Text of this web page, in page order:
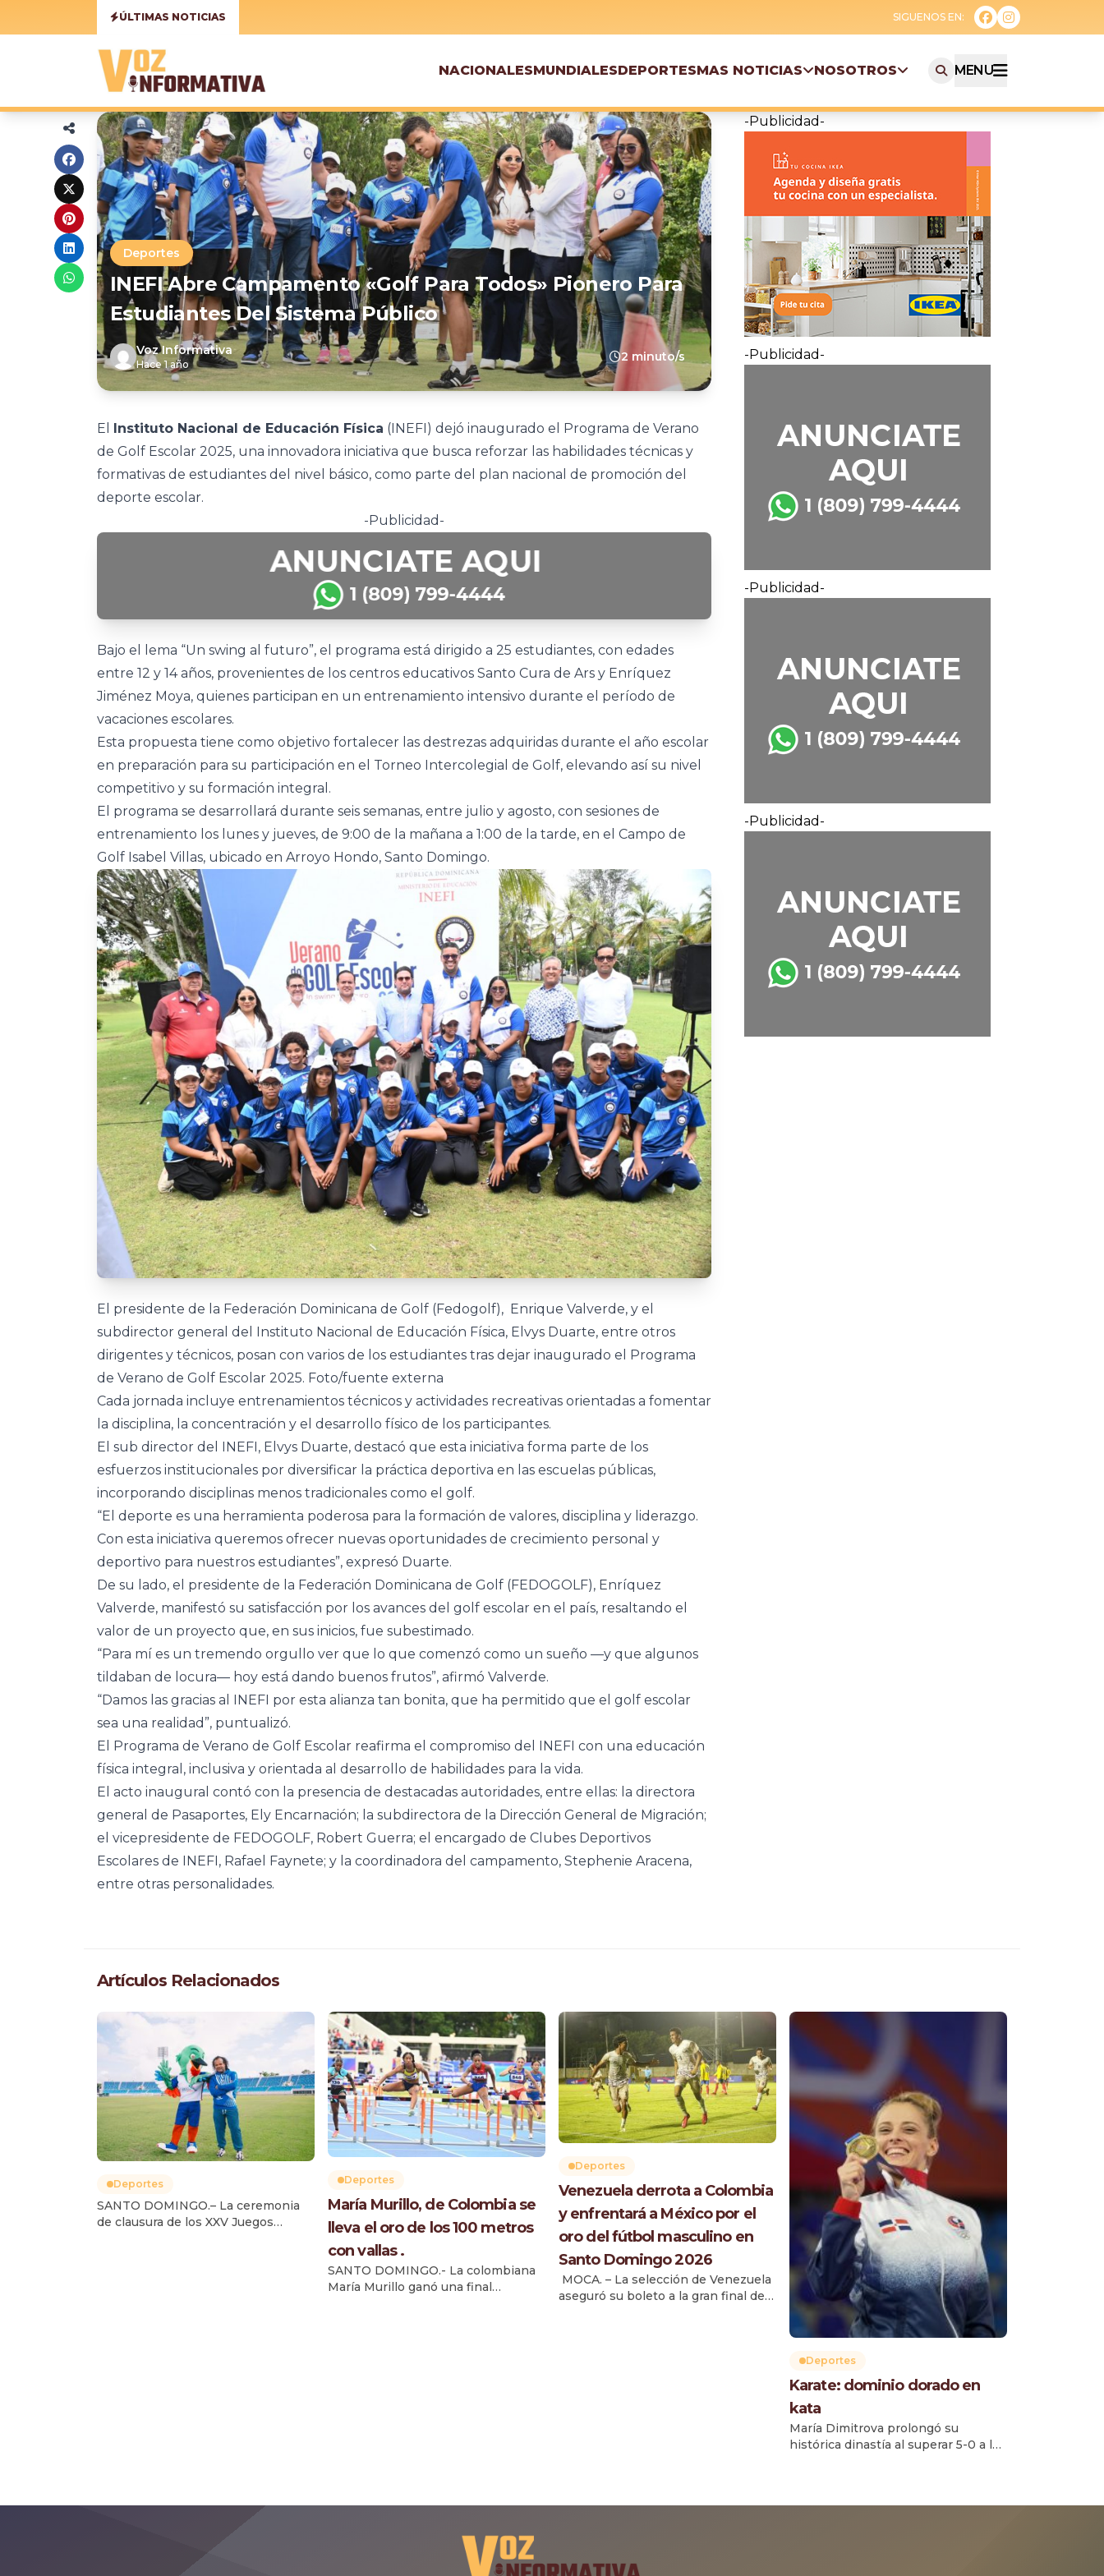
ÚLTIMAS NOTICIAS
NACIONALESMUNDIALESDEPORTESMAS NOTICIAS NOSOTROS MENU
Deportes
INEFI Abre Campamento «golf Para Todos» Pionero Para
Estudiantes Del Sistema Público
Voz Informativa
Hace 1 año
2 minuto/s
El Instituto Nacional de Educación Física (INEFI) dejó inaugurado el Programa de Verano
de Golf Escolar 2025, una innovadora iniciativa que busca reforzar las habilidades técnicas y
formativas de estudiantes del nivel básico, como parte del plan nacional de promoción del
deporte escolar.
-Publicidad-
Bajo el lema “Un swing al futuro”, el programa está dirigido a 25 estudiantes, con edades
entre 12 y 14 años, provenientes de los centros educativos Santo Cura de Ars y Enríquez
Jiménez Moya, quienes participan en un entrenamiento intensivo durante el período de
vacaciones escolares.
Esta propuesta tiene como objetivo fortalecer las destrezas adquiridas durante el año escolar
en preparación para su participación en el Torneo Intercolegial de Golf, elevando así su nivel
competitivo y su formación integral.
El programa se desarrollará durante seis semanas, entre julio y agosto, con sesiones de
entrenamiento los lunes y jueves, de 9:00 de la mañana a 1:00 de la tarde, en el Campo de
Golf Isabel Villas, ubicado en Arroyo Hondo, Santo Domingo.
El presidente de la Federación Dominicana de Golf (Fedogolf), Enrique Valverde, y el
subdirector general del Instituto Nacional de Educación Física, Elvys Duarte, entre otros
dirigentes y técnicos, posan con varios de los estudiantes tras dejar inaugurado el Programa
de Verano de Golf Escolar 2025. Foto/fuente externa
Cada jornada incluye entrenamientos técnicos y actividades recreativas orientadas a fomentar
la disciplina, la concentración y el desarrollo físico de los participantes.
El sub director del INEFI, Elvys Duarte, destacó que esta iniciativa forma parte de los
esfuerzos institucionales por diversificar la práctica deportiva en las escuelas públicas,
incorporando disciplinas menos tradicionales como el golf.
“El deporte es una herramienta poderosa para la formación de valores, disciplina y liderazgo.
Con esta iniciativa queremos ofrecer nuevas oportunidades de crecimiento personal y
deportivo para nuestros estudiantes”, expresó Duarte.
De su lado, el presidente de la Federación Dominicana de Golf (FEDOGOLF), Enríquez
Valverde, manifestó su satisfacción por los avances del golf escolar en el país, resaltando el
valor de un proyecto que, en sus inicios, fue subestimado.
“Para mí es un tremendo orgullo ver que lo que comenzó como un sueño —y que algunos
tildaban de locura— hoy está dando buenos frutos”, afirmó Valverde.
“Damos las gracias al INEFI por esta alianza tan bonita, que ha permitido que el golf escolar
sea una realidad”, puntualizó.
El Programa de Verano de Golf Escolar reafirma el compromiso del INEFI con una educación
física integral, inclusiva y orientada al desarrollo de habilidades para la vida.
El acto inaugural contó con la presencia de destacadas autoridades, entre ellas: la directora
general de Pasaportes, Ely Encarnación; la subdirectora de la Dirección General de Migración;
el vicepresidente de FEDOGOLF, Robert Guerra; el encargado de Clubes Deportivos
Escolares de INEFI, Rafael Faynete; y la coordinadora del campamento, Stephenie Aracena,
entre otras personalidades.
-Publicidad-
-Publicidad-
-Publicidad-
-Publicidad-
Artículos Relacionados
Deportes
SANTO DOMINGO.– La ceremonia
de clausura de los XXV Juegos
Deportes
María Murillo, de Colombia se
lleva el oro de los 100 metros
con vallas .
SANTO DOMINGO.- La colombiana
María Murillo ganó una final
Deportes
Venezuela derrota a Colombia
y enfrentará a México por el
oro del fútbol masculino en
Santo Domingo 2026
MOCA. – La selección de Venezuela
aseguró su boleto a la gran final del
Deportes
Karate: dominio dorado en
kata
María Dimitrova prolongó su
histórica dinastía al superar 5-0 a la